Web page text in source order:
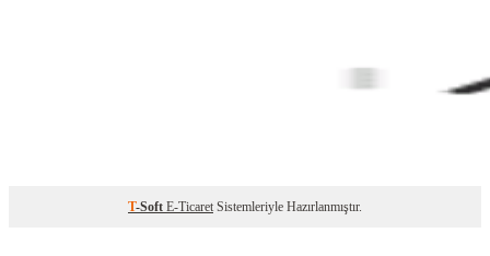
T-Soft E-Ticaret Sistemleriyle Hazırlanmıştır.